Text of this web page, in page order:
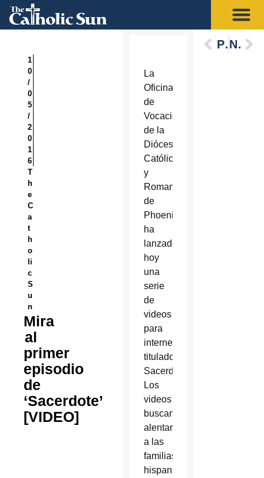
1
0
/
0
5
/
2
0
1
6
T
h
e
C
a
t
h
o
li
c
S
u
n
Mira
al
primer
episodio
de
‘Sacerdote’
[VIDEO]
La
Oficina
de
Vocaciones
de la
Diócesis
Católica
y
Romana
de
Phoenix
ha
lanzado
hoy
una
serie
de
videos
para
internet
titulados
Sacerdote.
Los
videos
buscan
alentar
a las
familias
hispanas
PreviousNext